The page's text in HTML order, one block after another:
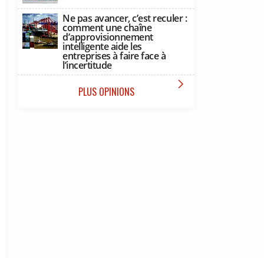
Ne pas avancer, c’est reculer :
comment une chaîne
d’approvisionnement
intelligente aide les
entreprises à faire face à
l’incertitude
PLUS OPINIONS 